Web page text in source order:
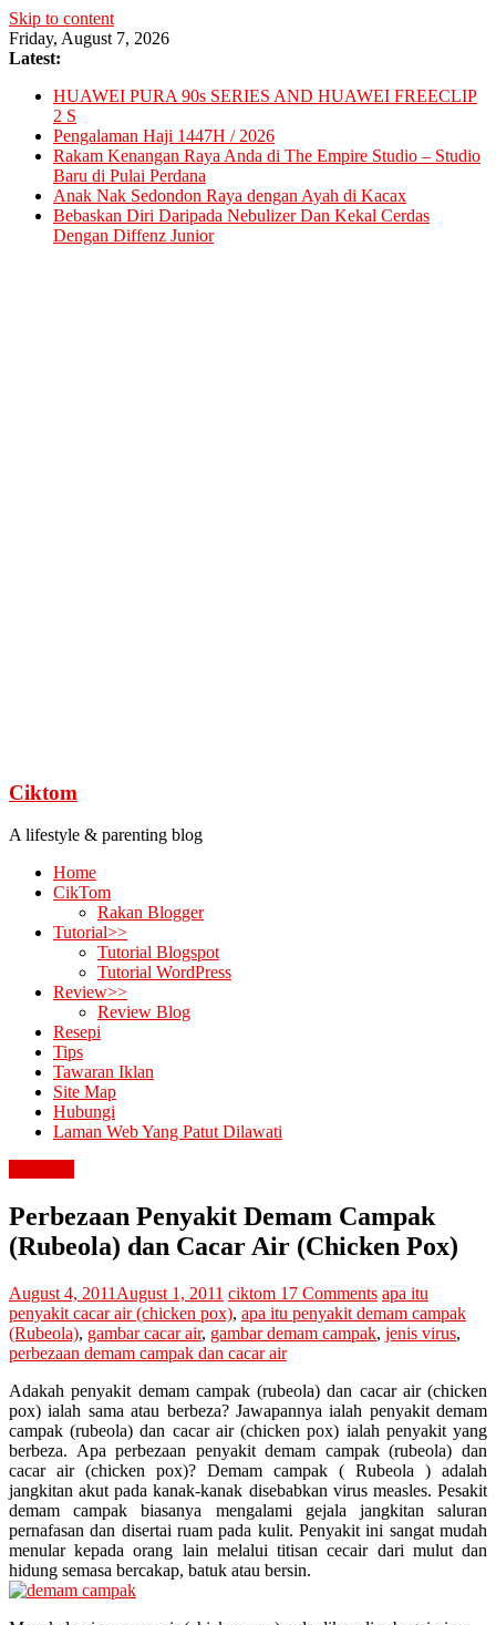
Skip to content
Friday, August 7, 2026
Latest:
HUAWEI PURA 90s SERIES AND HUAWEI FREECLIP
2 S
Pengalaman Haji 1447H / 2026
Rakam Kenangan Raya Anda di The Empire Studio – Studio
Baru di Pulai Perdana
Anak Nak Sedondon Raya dengan Ayah di Kacax
Bebaskan Diri Daripada Nebulizer Dan Kekal Cerdas
Dengan Diffenz Junior
Ciktom
A lifestyle & parenting blog
Home
CikTom
Rakan Blogger
Tutorial>>
Tutorial Blogspot
Tutorial WordPress
Review>>
Review Blog
Resepi
Tips
Tawaran Iklan
Site Map
Hubungi
Laman Web Yang Patut Dilawati
Perbezaan Penyakit Demam Campak
(Rubeola) dan Cacar Air (Chicken Pox)
August 4, 2011 August 1, 2011 ciktom 17 Comments apa itu
penyakit cacar air (chicken pox), apa itu penyakit demam campak
(Rubeola), gambar cacar air, gambar demam campak, jenis virus,
perbezaan demam campak dan cacar air
Adakah penyakit demam campak (rubeola) dan cacar air (chicken
pox) ialah sama atau berbeza? Jawapannya ialah penyakit demam
campak (rubeola) dan cacar air (chicken pox) ialah penyakit yang
berbeza. Apa perbezaan penyakit demam campak (rubeola) dan
cacar air (chicken pox)? Demam campak ( Rubeola ) adalah
jangkitan akut pada kanak-kanak disebabkan virus measles. Pesakit
demam campak biasanya mengalami gejala jangkitan saluran
pernafasan dan disertai ruam pada kulit. Penyakit ini sangat mudah
menular kepada orang lain melalui titisan cecair dari mulut dan
hidung semasa bercakap, batuk atau bersin.